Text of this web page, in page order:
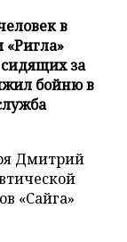
в
сидящих за
бойню в
Дмитрий
«Сайга»